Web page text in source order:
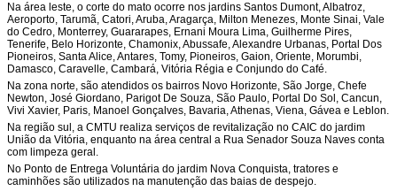
Na área leste, o corte do mato ocorre nos jardins Santos Dumont, Albatroz,
Aeroporto, Tarumã, Catori, Aruba, Aragarça, Milton Menezes, Monte Sinai, Vale
do Cedro, Monterrey, Guararapes, Ernani Moura Lima, Guilherme Pires,
Tenerife, Belo Horizonte, Chamonix, Abussafe, Alexandre Urbanas, Portal Dos
Pioneiros, Santa Alice, Antares, Tomy, Pioneiros, Gaion, Oriente, Morumbi,
Damasco, Caravelle, Cambará, Vitória Régia e Conjundo do Café.
Na zona norte, são atendidos os bairros Novo Horizonte, São Jorge, Chefe
Newton, José Giordano, Parigot De Souza, São Paulo, Portal Do Sol, Cancun,
Vivi Xavier, Paris, Manoel Gonçalves, Bavaria, Athenas, Viena, Gávea e Leblon.
Na região sul, a CMTU realiza serviços de revitalização no CAIC do jardim
União da Vitória, enquanto na área central a Rua Senador Souza Naves conta
com limpeza geral.
No Ponto de Entrega Voluntária do jardim Nova Conquista, tratores e
caminhões são utilizados na manutenção das baias de despejo.